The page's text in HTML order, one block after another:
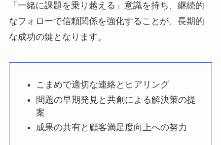
「一緒に課題を乗り越える」意識を持ち、継続的
なフォローで信頼関係を強化することが、長期的
な成功の鍵となります。
こまめで適切な連絡とヒアリング
問題の早期発見と共創による解決策の提
案
成果の共有と顧客満足度向上への努力